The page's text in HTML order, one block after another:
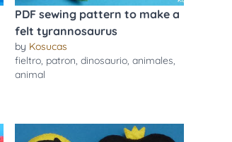
PDF sewing pattern to make a
felt tyrannosaurus
by Kosucas
fieltro, patron,dinosaurio,animales,
animal